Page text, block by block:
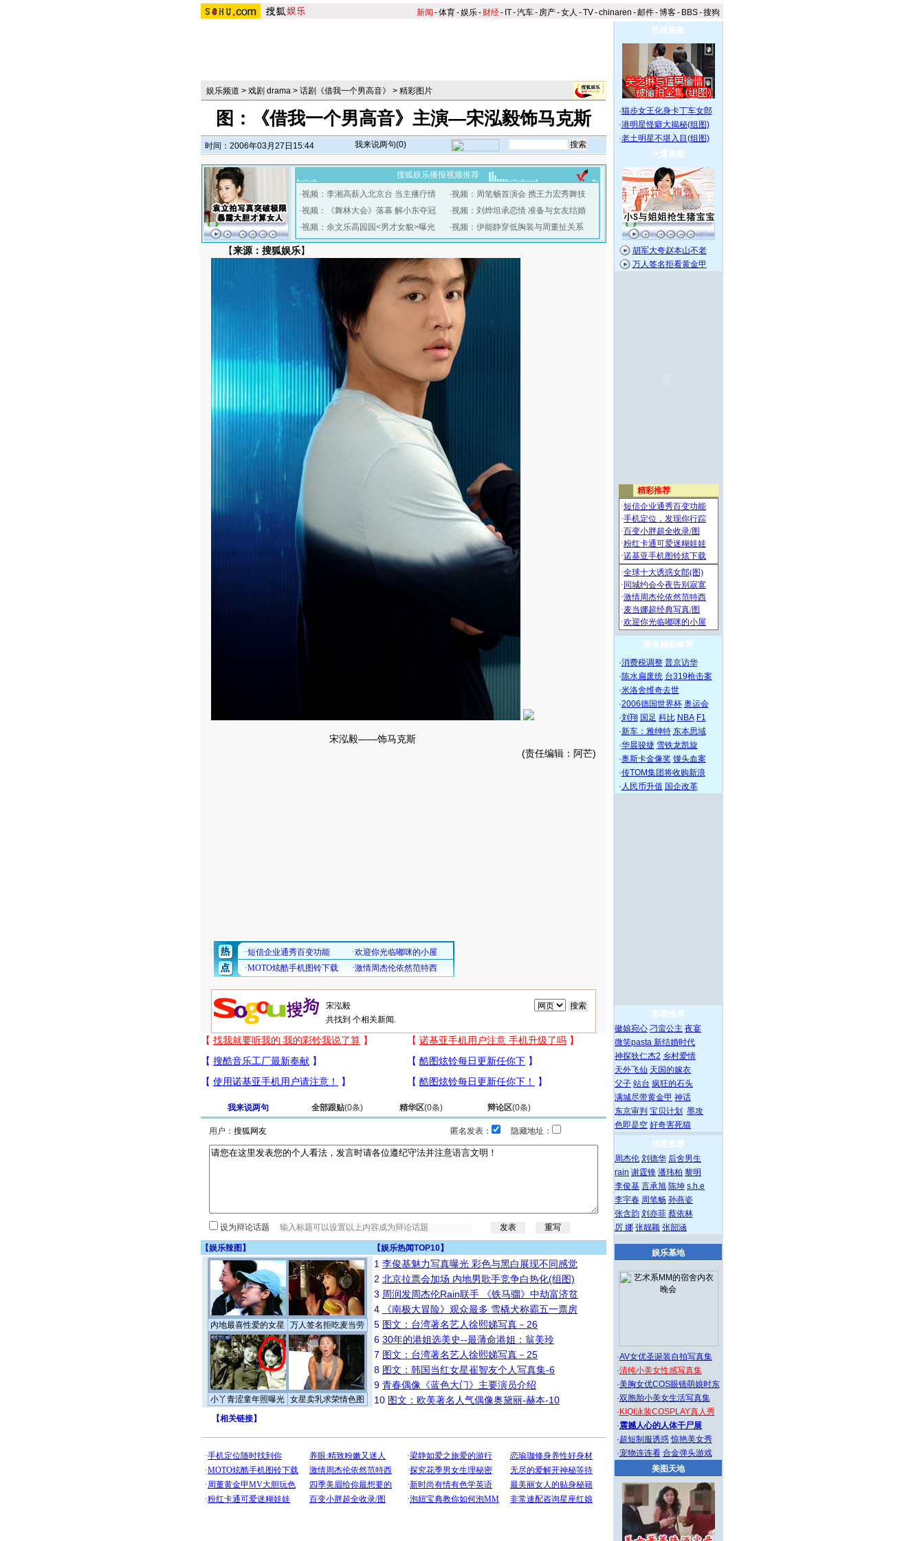
新闻 -体育-娱乐- 财经- IT-汽车- 房产-女人 -TV-chinaren -邮件-博客- BBS-搜狗
娱乐频道 > 戏剧 drama > 话剧《借我一个男高音》 > 精彩图片
图：《借我一个男高音》主演—宋泓毅饰马克斯
时间：2006年03月27日15:44 我来说两句(0)
搜狐娱乐播报视频推荐
·视频：李湘高薪入北京台 当主播疗情
·视频：《舞林大会》落幕 解小东夺冠
·视频：余文乐高园园<男才女貌>曝光
·视频：周笔畅首演会 携王力宏秀舞技
·视频：刘烨坦承恋情 准备与女友结婚
·视频：伊能静穿低胸装与周董扯关系
【来源：搜狐娱乐】
宋泓毅——饰马克斯
(责任编辑：阿芒)
共找到 个相关新闻.
我来说两句 全部跟贴(0条) 精华区(0条) 辩论区(0条)
用户： 匿名发表： 隐藏地址：
设为辩论话题
【娱乐辣图 】 【娱乐热闻TOP10】
内地最喜性爱的女星 万人签名拒吃麦当劳
小丫青涩童年照曝光 女星卖乳求荣情色图
1 李俊基魅力写真曝光 彩色与黑白展现不同感觉
2 北京拉票会加场 内地男歌手竞争白热化(组图)
3 周润发周杰伦Rain联手 《铁马骝》中劫富济贫
4
《南极大冒险》观众最多 雪橇犬称霸五一票房
5 图文：台湾著名艺人徐熙娣写真－26
6 30年的港姐选美史--最薄命港姐：翁美玲
7 图文：台湾著名艺人徐熙娣写真－25
8 图文：韩国当红女星崔智友个人写真集-6
9 青春偶像《蓝色大门》主要演员介绍
10 图文：欧美著名人气偶像奥黛丽-赫本-10
【相关链接】
热辣图集
·猫步女王化身卡丁车女郎
·港明星怪癖大揭秘(组图)
·老土明星不堪入目(组图)
火爆视频
胡军大夸赵本山不老
万人签名拒看黄金甲
频道精彩推荐
·消费税调整 普京访华
·陈水扁废统 台319枪击案
·米洛舍维奇去世
·2006德国世界杯 奥运会
·刘翔 国足 科比 NBA F1
·新车：雅绅特 东本思域
·华晨骏捷 雪铁龙凯旋
·奥斯卡金像奖 馒头血案
·传TOM集团将收购新浪
· 人民币升值 国企改革
影视推荐
徽娘宛心 刁蛮公主 夜宴
微笑pasta 新结婚时代
神探狄仁杰2 乡村爱情
天外飞仙 天国的嫁衣
父子 站台 疯狂的石头
满城尽带黄金甲 神话
东京审判 宝贝计划
墨攻
色即是空 好奇害死猫
明星推荐
周杰伦 刘德华 后舍男生
rain 谢霆锋 潘玮柏 黎明
李俊基 言承旭 陈坤 s.h.e
李宇春 周笔畅 孙燕姿
张含韵 刘亦菲 蔡依林
厉 娜 张靓颖 张韶涵
娱乐基地
·AV女优圣诞装自拍写真集
·清纯小美女性感写真集
·美胸女优COS眼镜萌娘时东
·双胞胎小美女生活写真集
· KIQI泳装COSPLAY真人秀
·震撼人心的人体干尸展
·超短制服诱惑 惊艳美女秀
·宠物连连看 合金弹头游戏
美图天地